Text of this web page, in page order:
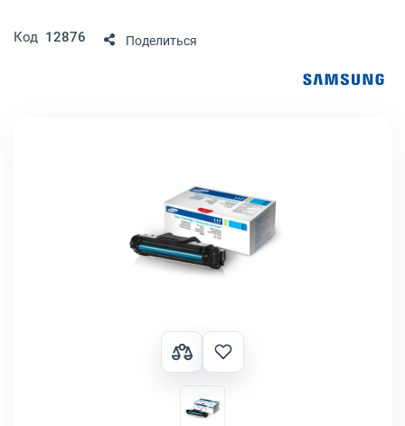
Код 12876 Поделиться